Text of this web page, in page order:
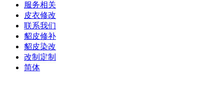
服务相关
皮衣修改
联系我们
貂皮修补
貂皮染改
改制定制
简体